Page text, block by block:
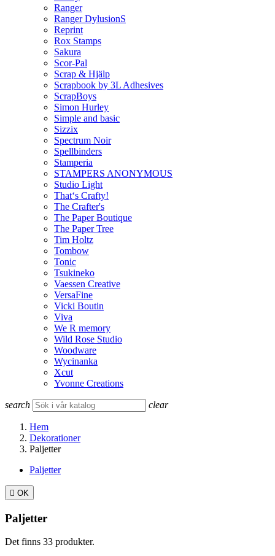
Ranger
Ranger DylusionS
Reprint
Rox Stamps
Sakura
Scor-Pal
Scrap & Hjälp
Scrapbook by 3L Adhesives
ScrapBoys
Simon Hurley
Simple and basic
Sizzix
Spectrum Noir
Spellbinders
Stamperia
STAMPERS ANONYMOUS
Studio Light
That‘s Crafty!
The Crafter's
The Paper Boutique
The Paper Tree
Tim Holtz
Tombow
Tonic
Tsukineko
Vaessen Creative
VersaFine
Vicki Boutin
Viva
We R memory
Wild Rose Studio
Woodware
Wycinanka
Xcut
Yvonne Creations
search clear
Hem
Dekorationer
Paljetter
Paljetter
 OK
Paljetter
Det finns 33 produkter.